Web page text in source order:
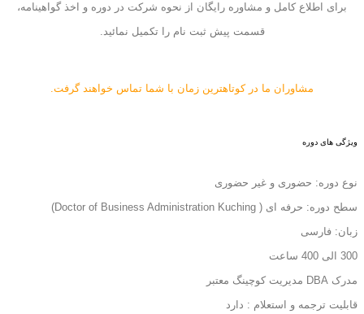
برای اطلاع کامل و مشاوره رایگان از نحوه شرکت در دوره و اخذ گواهینامه،
قسمت پیش ثبت نام را تکمیل نمائید.
مشاوران ما در کوتاهترین زمان با شما تماس خواهند گرفت.
ویژگی های دوره
نوع دوره: حضوری و غیر حضوری
سطح دوره: حرفه ای ( Doctor of Business Administration Kuching)
زبان: فارسی
300 الی 400 ساعت
مدرک DBA مدیریت کوچینگ معتبر
قابلیت ترجمه و استعلام : دارد